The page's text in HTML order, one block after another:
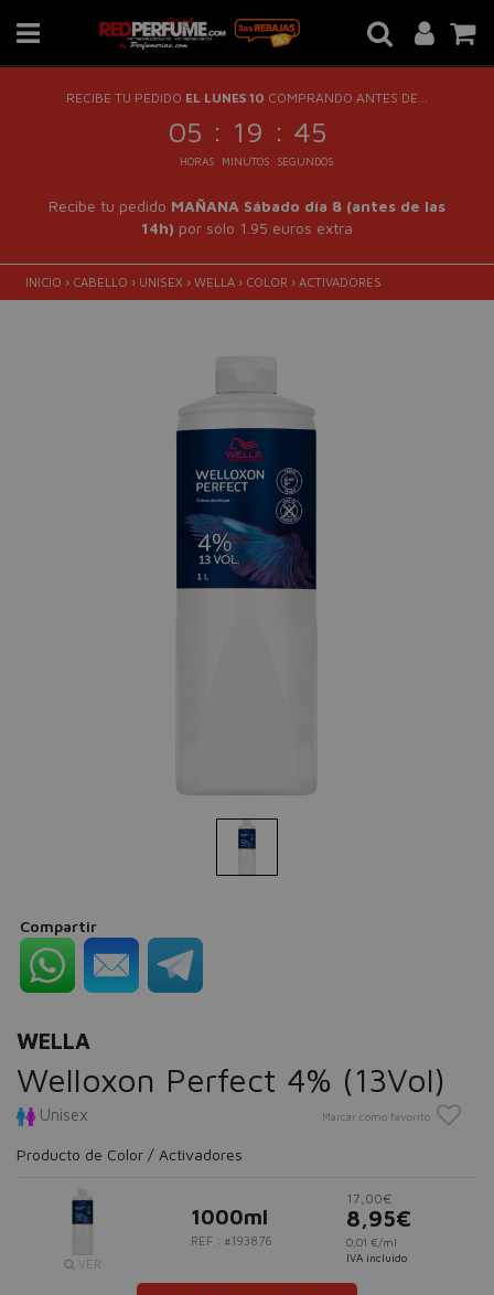
RECIBE TU PEDIDO EL LUNES 10 COMPRANDO ANTES DE...
05 : 19 : 44
HORAS MINUTOS SEGUNDOS
Recibe tu pedido MAÑANA Sábado día 8 (antes de las
14h) por sólo 1.95 euros extra
INICIO › CABELLO › UNISEX › WELLA › COLOR › ACTIVADORES
Compartir
WELLA
Welloxon Perfect 4% (13Vol)
Unisex Marcar como favorito
Producto de Color / Activadores
VER
1000ml
REF.: #193876
17,00€
8,95€
0,01 €/ml
IVA incluido